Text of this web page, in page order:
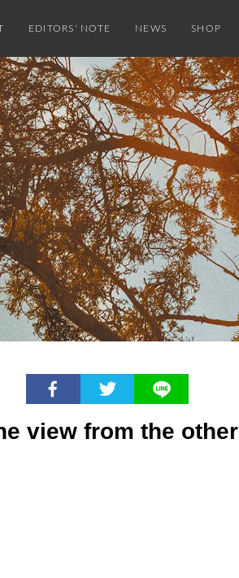
EDITORS' NOTE NEWS SHOP
view from the other